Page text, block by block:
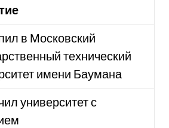
в Московский
технический
имени Баумана
университет с